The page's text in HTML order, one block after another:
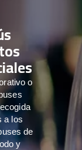
o
a los
de
y